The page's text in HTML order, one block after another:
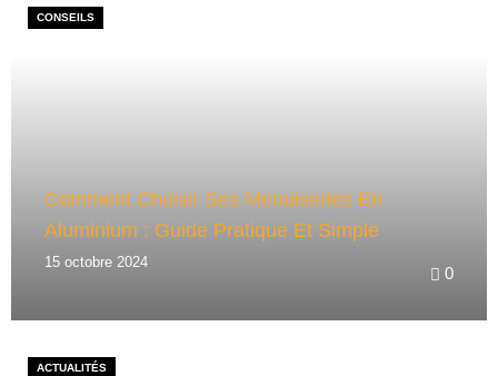
Comment Choisir Ses Menuiseries En
Aluminium : Guide Pratique Et Simple
15 octobre 2024
CONSEILS
0
ACTUALITÉS